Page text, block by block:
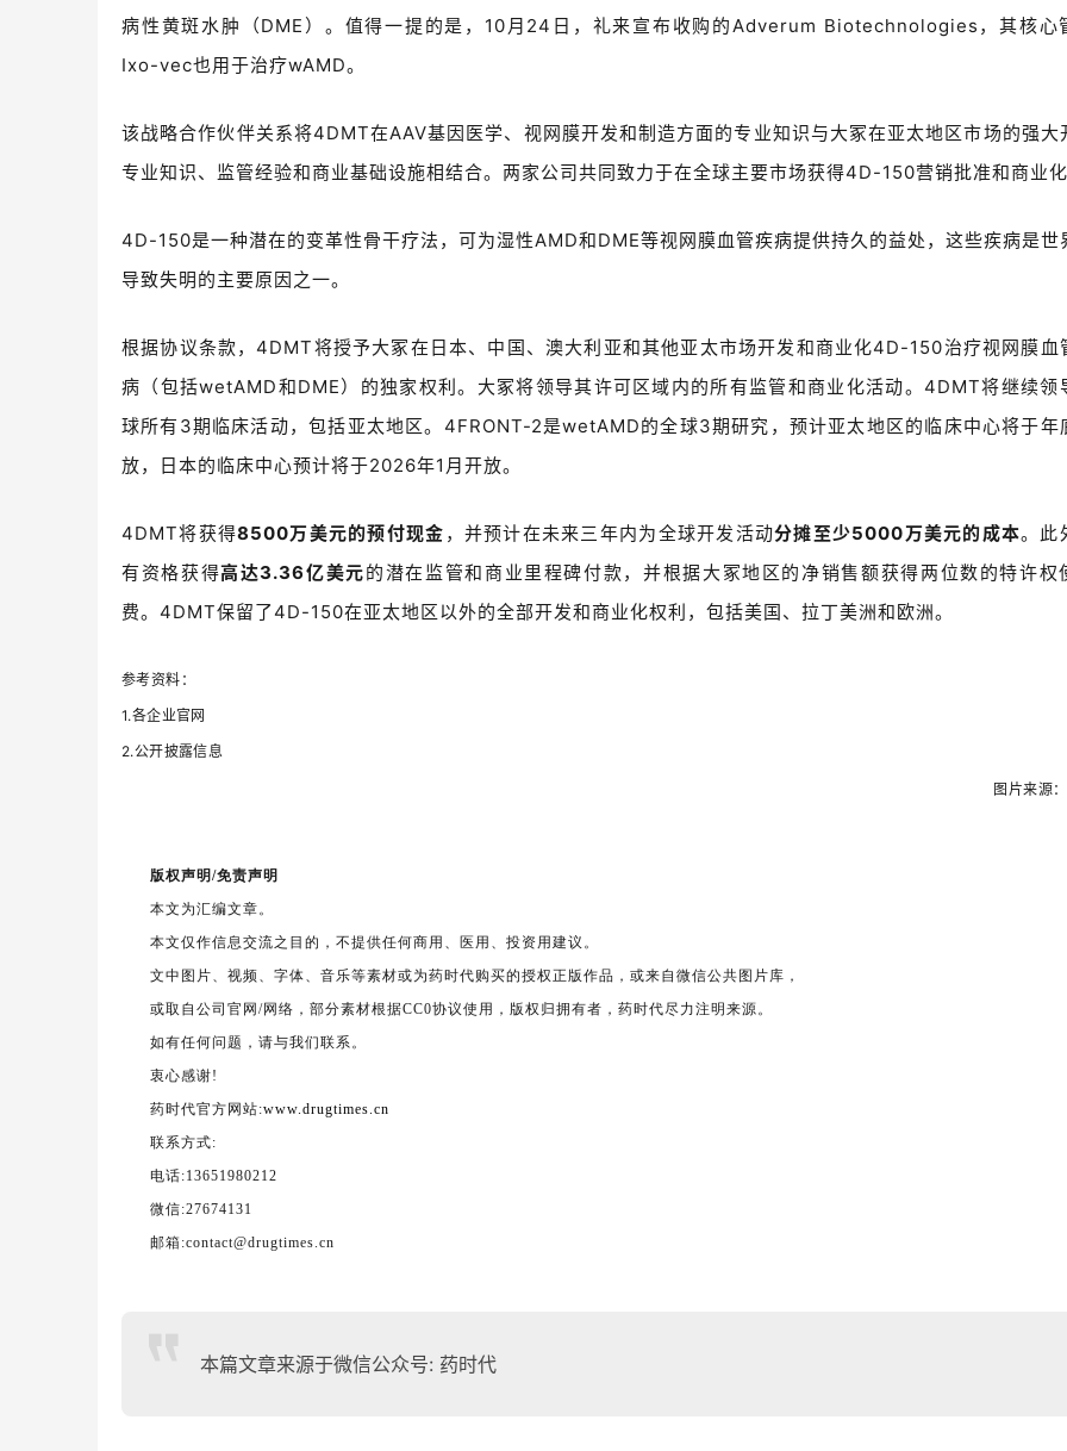
病性黄斑水肿（DME）。值得一提的是，10月24日，礼来宣布收购的Adverum Biotechnologies，其核心
Ixo-vec也用于治疗wAMD。
该战略合作伙伴关系将4DMT在AAV基因医学、视网膜开发和制造方面的专业知识与大冢在亚太地区市场的强大
专业知识、监管经验和商业基础设施相结合。两家公司共同致力于在全球主要市场获得4D-150营销批准和商业
4D-150是一种潜在的变革性骨干疗法，可为湿性AMD和DME等视网膜血管疾病提供持久的益处，这些疾病是世
导致失明的主要原因之一。
根据协议条款，4DMT将授予大冢在日本、中国、澳大利亚和其他亚太市场开发和商业化4D-150治疗视网膜血
病（包括wetAMD和DME）的独家权利。大冢将领导其许可区域内的所有监管和商业化活动。4DMT将继续领
球所有3期临床活动，包括亚太地区。4FRONT-2是wetAMD的全球3期研究，预计亚太地区的临床中心将于年
放，日本的临床中心预计将于2026年1月开放。
4DMT将获得8500万美元的预付现金 ，并预计在未来三年内为全球开发活动分摊至少5000万美元的成本。此
有资格获得高达3.36亿美元的潜在监管和商业里程碑付款，并根据大冢地区的净销售额获得两位数的特许权
费。4DMT保留了4D-150在亚太地区以外的全部开发和商业化权利，包括美国、拉丁美洲和欧洲。
参考资料：
1.各企业官网
2.公开披露信息
图 片来源
版权声明/免责声明
本文为汇编文章。
本文仅作信息交流之目的，不提供任何商用、医用、投资用建议。
文中图片、视频、字体、音乐等素材或为药时代购买的授权正版作品，或来自微信公共图片库，
或取自公司官网/网络，部分素材根据CC0协议使用，版权归拥有者，药时代尽力注明来源。
如有任何问题，请与我们联系。
衷心感谢!
药时代官方网站:www.drugtimes.cn
联系方式:
电话:13651980212
微信:27674131
邮箱:contact@drugtimes.cn
本篇文章来源于微信公众号: 药时代